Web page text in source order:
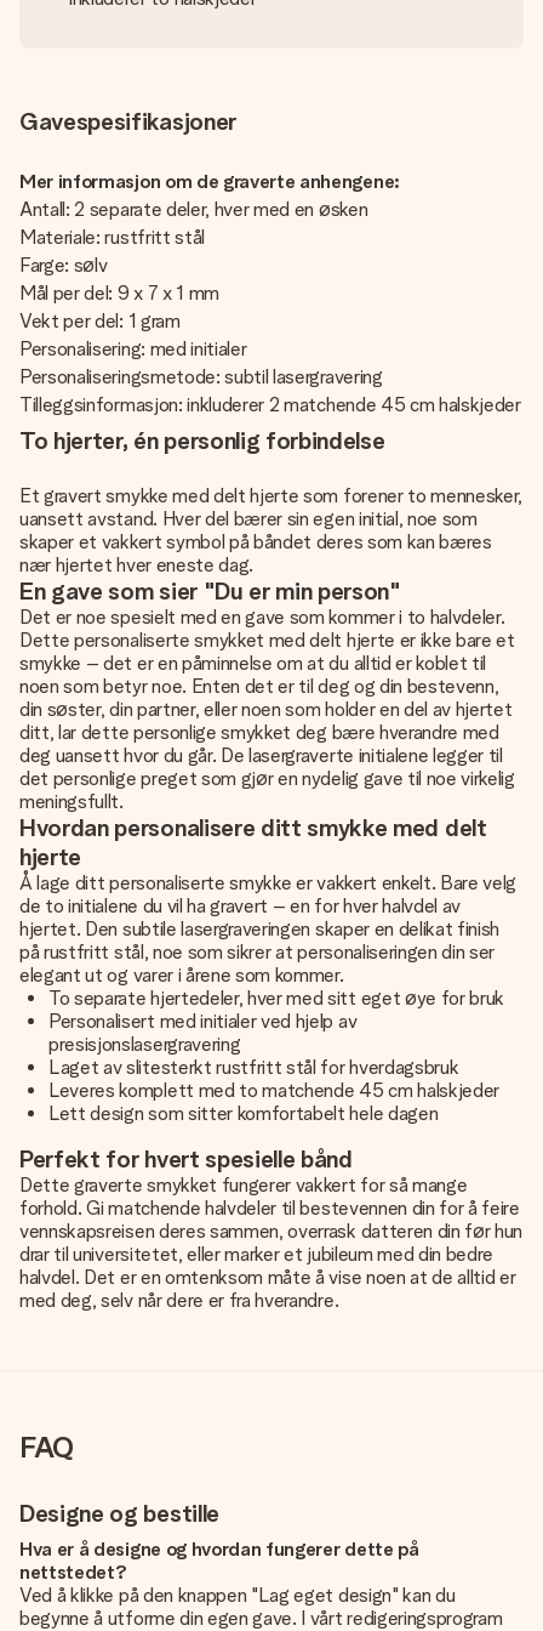
Gavespesifikasjoner
Mer informasjon om de graverte anhengene:
Antall: 2 separate deler, hver med en øsken
Materiale: rustfritt stål
Farge: sølv
Mål per del: 9 x 7 x 1 mm
Vekt per del: 1 gram
Personalisering: med initialer
Personaliseringsmetode: subtil lasergravering
Tilleggsinformasjon: inkluderer 2 matchende 45 cm halskjeder
To hjerter, én personlig forbindelse
Et gravert smykke med delt hjerte som forener to mennesker,
uansett avstand. Hver del bærer sin egen initial, noe som
skaper et vakkert symbol på båndet deres som kan bæres
nær hjertet hver eneste dag.
En gave som sier "Du er min person"
Det er noe spesielt med en gave som kommer i to halvdeler.
Dette personaliserte smykket med delt hjerte er ikke bare et
smykke – det er en påminnelse om at du alltid er koblet til
noen som betyr noe. Enten det er til deg og din bestevenn,
din søster, din partner, eller noen som holder en del av hjertet
ditt, lar dette personlige smykket deg bære hverandre med
deg uansett hvor du går. De lasergraverte initialene legger til
det personlige preget som gjør en nydelig gave til noe virkelig
meningsfullt.
Hvordan personalisere ditt smykke med delt
hjerte
Å lage ditt personaliserte smykke er vakkert enkelt. Bare velg
de to initialene du vil ha gravert – en for hver halvdel av
hjertet. Den subtile lasergraveringen skaper en delikat finish
på rustfritt stål, noe som sikrer at personaliseringen din ser
elegant ut og varer i årene som kommer.
To separate hjertedeler, hver med sitt eget øye for bruk
Personalisert med initialer ved hjelp av
presisjonslasergravering
Laget av slitesterkt rustfritt stål for hverdagsbruk
Leveres komplett med to matchende 45 cm halskjeder
Lett design som sitter komfortabelt hele dagen
Perfekt for hvert spesielle bånd
Dette graverte smykket fungerer vakkert for så mange
forhold. Gi matchende halvdeler til bestevennen din for å feire
vennskapsreisen deres sammen, overrask datteren din før hun
drar til universitetet, eller marker et jubileum med din bedre
halvdel. Det er en omtenksom måte å vise noen at de alltid er
med deg, selv når dere er fra hverandre.
FAQ
Designe og bestille
Hva er å designe og hvordan fungerer dette på
nettstedet?
Ved å klikke på den knappen "Lag eget design" kan du
begynne å utforme din egen gave. I vårt redigeringsprogram